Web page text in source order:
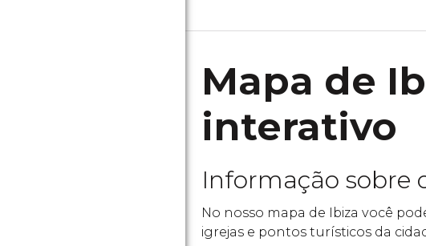
Mapa de
interativo
Informação sobre
No nosso mapa de Ibiza você
igrejas e pontos turísticos da